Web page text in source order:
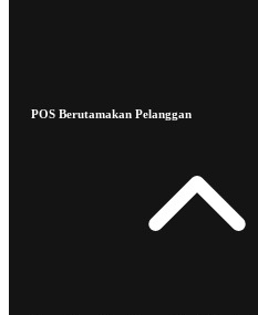
POS Berutamakan Pelanggan